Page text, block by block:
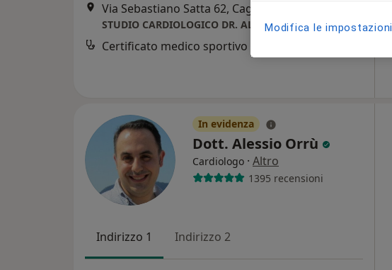
Via Sebastiano Satta 62, Cagliari
STUDIO CARDIOLOGICO DR. ALESSANDRO BINA
Certificato medico sportivo non agonistico
In evidenza
Dott. Alessio Orrù
Cardiologo · Altro
1395 recensioni
Indirizzo 1 Indirizzo 2
Modifica le impostazioni